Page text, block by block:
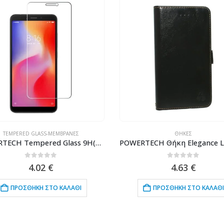
TEMPERED GLASS-ΜΕΜΒΡΆΝΕΣ
POWERTECH Tempered Glass 9H(0.33MM), για Xiaomi Redmi 6/6A
4.02 €
ΠΡΟΣΘΉΚΗ ΣΤΟ ΚΑΛΆΘΙ
ΘΉΚΕΣ
4.63 €
ΠΡΟΣΘΉΚΗ ΣΤΟ ΚΑΛΆΘΙ